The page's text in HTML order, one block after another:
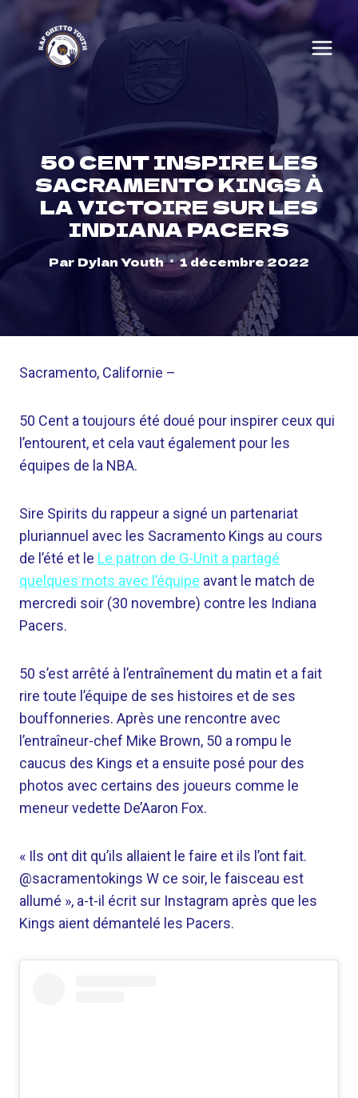
content
50 CENT INSPIRE LES
SACRAMENTO KINGS À
LA VICTOIRE SUR LES
INDIANA PACERS
Par Dylan Youth 1 décembre 2022
Sacramento, Californie –
50 Cent a toujours été doué pour inspirer ceux qui
l’entourent, et cela vaut également pour les
équipes de la NBA.
Sire Spirits du rappeur a signé un partenariat
pluriannuel avec les Sacramento Kings au cours
de l’été et le Le patron de G-Unit a partagé
quelques mots avec l’équipe avant le match de
mercredi soir (30 novembre) contre les Indiana
Pacers.
50 s’est arrêté à l’entraînement du matin et a fait
rire toute l’équipe de ses histoires et de ses
bouffonneries. Après une rencontre avec
l’entraîneur-chef Mike Brown, 50 a rompu le
caucus des Kings et a ensuite posé pour des
photos avec certains des joueurs comme le
meneur vedette De’Aaron Fox.
« Ils ont dit qu’ils allaient le faire et ils l’ont fait.
@sacramentokings W ce soir, le faisceau est
allumé », a-t-il écrit sur Instagram après que les
Kings aient démantelé les Pacers.